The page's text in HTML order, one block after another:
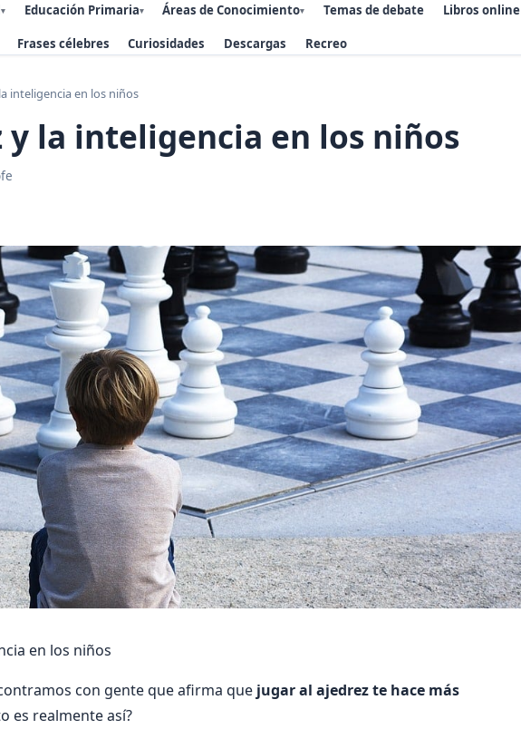
▾ Educación Primaria▾ Áreas de Conocimiento▾ Temas de debate Libros online
Frases célebres Curiosidades Descargas Recreo
inteligencia en los niños
y la inteligencia en los niños
en los niños
con gente que afirma que jugar al ajedrez te hace más
es realmente así?